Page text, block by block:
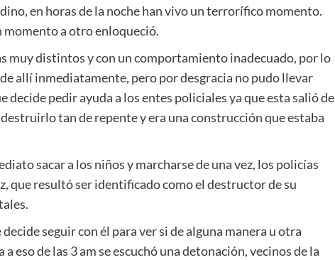
en horas de la noche han vivo un terrorífico momento.
momento a otro enloqueció.
muy distintos y con un comportamiento inadecuado, por lo
allí inmediatamente, pero por desgracia no pudo llevar
decide pedir ayuda a los entes policiales ya que esta salió de
tan de repente y era una construcción que estaba
sacar a los niños y marcharse de una vez, los policías
que resultó ser identificado como el destructor de su
seguir con él para ver si de alguna manera u otra
eso de las 3 am se escuchó una detonación, vecinos de la